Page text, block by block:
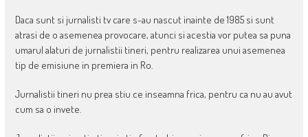
Daca sunt si jurnalisti tv care s-au nascut inainte de 1985 si sunt
atrasi de o asemenea provocare, atunci si acestia vor putea sa puna
umarul alaturi de jurnalistii tineri, pentru realizarea unui asemenea
tip de emisiune in premiera in Ro.
Jurnalistii tineri nu prea stiu ce inseamna frica, pentru ca nu au avut
cum sa o invete.